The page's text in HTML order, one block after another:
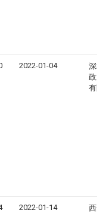
2022-01-04
深圳
政通
有限
2022-01-14
西安